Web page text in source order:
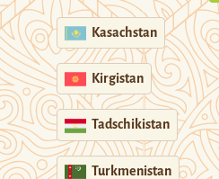
Kasachstan
Kirgistan
Tadschikistan
Turkmenistan